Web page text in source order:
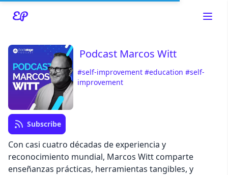
Read about our content policies
Podcast Marcos Witt
#self-improvement #education #self-
improvement
Subscribe
Con casi cuatro décadas de experiencia y
reconocimiento mundial, Marcos Witt comparte
enseñanzas prácticas, herramientas tangibles, y